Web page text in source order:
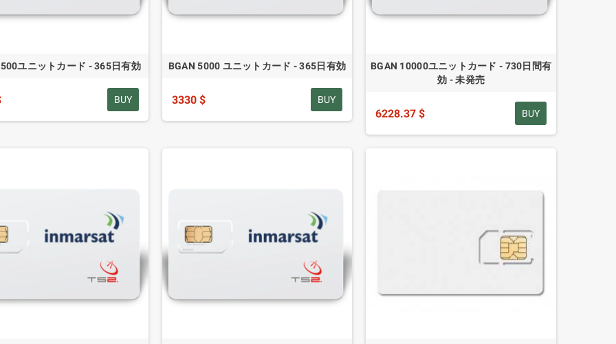
ユニットカード - 365日有効
BUY
BGAN 5000 ユニットカード - 365日有効
3330 $ BUY
BGAN 10000ユニットカード - 730日間有
効 - 未発売
6228.37 $ BUY